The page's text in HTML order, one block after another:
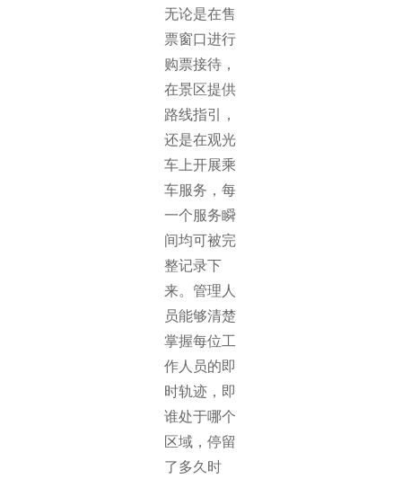
无论是在售
票窗口进行
购票接待，
在景区提供
路线指引，
还是在观光
车上开展乘
车服务，每
一个服务瞬
间均可被完
整记录下
来。管理人
员能够清楚
掌握每位工
作人员的即
时轨迹，即
谁处于哪个
区域，停留
了多久时